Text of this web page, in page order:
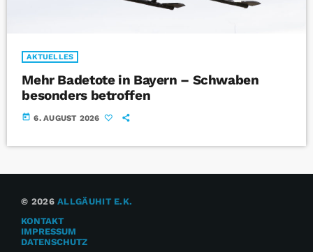
AKTUELLES
Mehr Badetote in Bayern – Schwaben
besonders betroffen
today 6. AUGUST 2026
© 2026ALLGÄUHIT E.K.
KONTAKT
IMPRESSUM
DATENSCHUTZ